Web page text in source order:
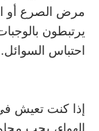
مرض الصرع أو
يرتبطون
احتباس السوائل.
إذا كنت تعيش
الهواء، يجب